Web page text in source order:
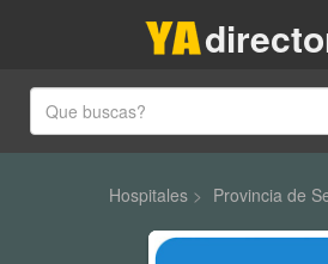
Hospitales> Provincia de